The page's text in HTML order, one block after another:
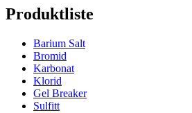
Produktliste
Barium Salt
Bromid
Karbonat
Klorid
Gel Breaker
Sulfitt